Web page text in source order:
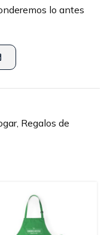
lo antes
, Regalos de